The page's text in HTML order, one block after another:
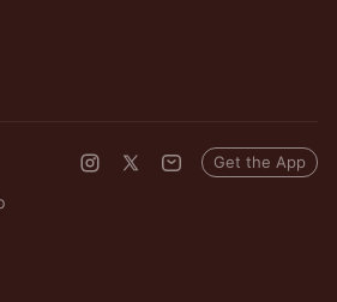
Get the App